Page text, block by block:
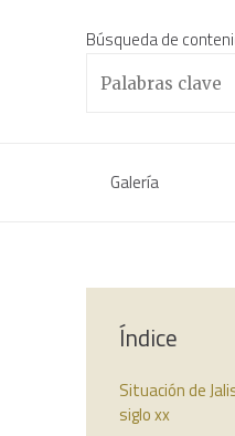
Búsqueda de
Galería
Índice
Situación de
siglo xx